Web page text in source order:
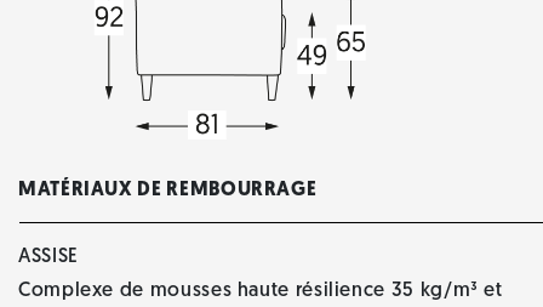
MATÉRIAUX DE REMBOURRAGE
ASSISE
Complexe de mousses haute résilience 35 kg/m³ et